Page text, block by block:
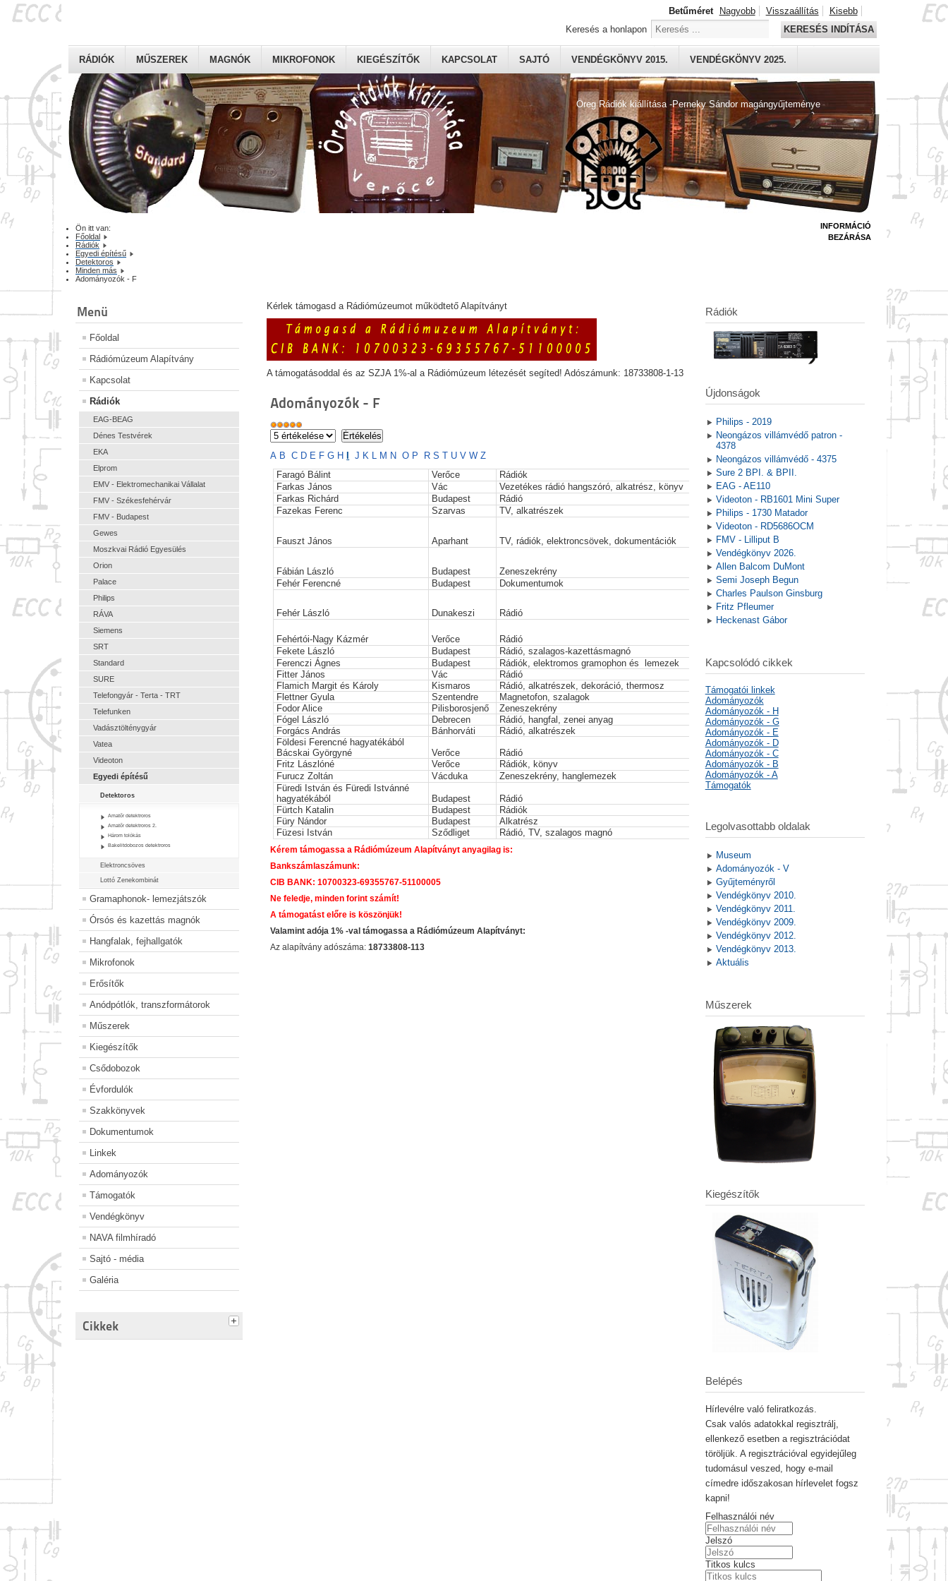
Öreg Rádiók kiállítása -Perneky Sándor magángyűjteménye
RÁDIÓK MŰSZEREK MAGNÓK MIKROFONOK KIEGÉSZÍTŐK KAPCSOLAT SAJTÓ VENDÉGKÖNYV 2015. VENDÉGKÖNYV 2025.
Betűméret Nagyobb Visszaállítás
Kisebb
Keresés a honlapon
KERESÉS INDÍTÁSA
Ön itt van:
Főoldal
Rádiók
Egyedi építésű
Detektoros
Minden más
Adományozók - F
Menü
Főoldal
Rádiómúzeum Alapítvány
Kapcsolat
Rádiók
EAG-BEAG
Dénes Testvérek
EKA
Elprom
EMV - Elektromechanikai Vállalat
FMV - Székesfehérvár
FMV - Budapest
Gewes
Moszkvai Rádió Egyesülés
Orion
Palace
Philips
RÁVA
Siemens
SRT
Standard
SURE
Telefongyár - Terta - TRT
Telefunken
Vadásztölténygyár
Vatea
Videoton
Egyedi építésű
Detektoros
Amatőr detektroros
Amatőr detektroros 2.
Három tolókás
Bakelitdobozos detektroros
Elektroncsöves
Lottó Zenekombinát
Gramaphonok- lemezjátszók
Órsós és kazettás magnók
Hangfalak, fejhallgatók
Mikrofonok
Erősítők
Anódpótlók, transzformátorok
Műszerek
Kiegészítők
Csődobozok
Évfordulók
Szakkönyvek
Dokumentumok
Linkek
Adományozók
Támogatók
Vendégkönyv
NAVA filmhíradó
Sajtó - média
Galéria
Cikkek
Kérlek támogasd a Rádiómúzeumot működtető Alapítványt
A támogatásoddal és az SZJA 1%-al a Rádiómúzeum létezését segíted! Adószámunk: 18733808-1-13
Adományozók - F
A BC D E F G H J K L M NO P R S T U V W Z
Faragó Bálint
Verőce
Rádiók
Farkas János
Vác
Vezetékes rádió hangszóró, alkatrész, könyv
Farkas Richárd
Budapest
Rádió
Fazekas Ferenc
Szarvas TV, alkatrészek
Fauszt János Aparhant TV, rádiók, elektroncsövek, dokumentációk
Fábián László Budapest
Zeneszekrény
Fehér Ferencné
Budapest Dokumentumok
Fehér László Dunakeszi Rádió
Fehértói-Nagy Kázmér Verőce
Rádió
Fekete László
Budapest
Rádió, szalagos-kazettásmagnó
Ferenczi Ágnes
Budapest
Rádiók, elektromos gramophon és lemezek
Fitter János
Vác
Rádió
Flamich Margit és Károly
Kismaros
Rádió, alkatrészek, dekoráció, thermosz
Flettner Gyula
Szentendre
Magnetofon, szalagok
Fodor Alice
Pilisborosjenő
Zeneszekrény
Fógel László
Debrecen
Rádió, hangfal, zenei anyag
Forgács András
Bánhorváti
Rádió, alkatrészek
Földesi Ferencné hagyatékából
Bácskai Györgyné
Verőce
Rádió
Fritz Lászlóné
Verőce
Rádiók, könyv
Furucz Zoltán
Vácduka
Zeneszekrény, hanglemezek
Füredi István és Füredi Istvánné
hagyatékából
Budapest
Rádió
Fürtch Katalin
Budapest
Rádiók
Füry Nándor
Budapest
Alkatrész
Füzesi István
Sződliget Rádió, TV, szalagos magnó
Kérem támogassa a Rádiómúzeum Alapítványt anyagilag is:
Bankszámlaszámunk:
CIB BANK: 10700323-69355767-51100005
Ne feledje, minden forint számít!
A támogatást előre is köszönjük!
Valamint adója 1% -val támogassa a Rádiómúzeum Alapítványt:
Az alapítvány adószáma:18733808-113
INFORMÁCIÓ
BEZÁRÁSA
Rádiók
Újdonságok
Philips - 2019
Neongázos villámvédő patron -
4378
Neongázos villámvédő - 4375
Sure 2 BPI. & BPII.
EAG - AE110
Videoton - RB1601 Mini Super
Philips - 1730 Matador
Videoton - RD5686OCM
FMV - Lilliput B
Vendégkönyv 2026.
Allen Balcom DuMont
Semi Joseph Begun
Charles Paulson Ginsburg
Fritz Pfleumer
Heckenast Gábor
Kapcsolódó cikkek
Támogatói linkek
Adományozók
Adományozók - H
Adományozók - G
Adományozók - E
Adományozók - D
Adományozók - C
Adományozók - B
Adományozók - A
Támogatók
Legolvasottabb oldalak
Museum
Adományozók - V
Gyűjteményről
Vendégkönyv 2010.
Vendégkönyv 2011.
Vendégkönyv 2009.
Vendégkönyv 2012.
Vendégkönyv 2013.
Aktuális
Műszerek
Kiegészítők
Belépés
Hírlevélre való feliratkozás.
Csak valós adatokkal regisztrálj,
ellenkező esetben a regisztrációdat
töröljük. A regisztrációval egyidejűleg
tudomásul veszed, hogy e-mail
címedre időszakosan hírlevelet fogsz
kapni!
Felhasználói név
Jelszó
Titkos kulcs